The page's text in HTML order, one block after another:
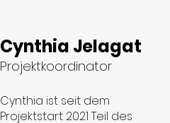
Cynthia Jelagat
Projektkoordinator
Cynthia ist seit dem
Projektstart 2021 Teil des